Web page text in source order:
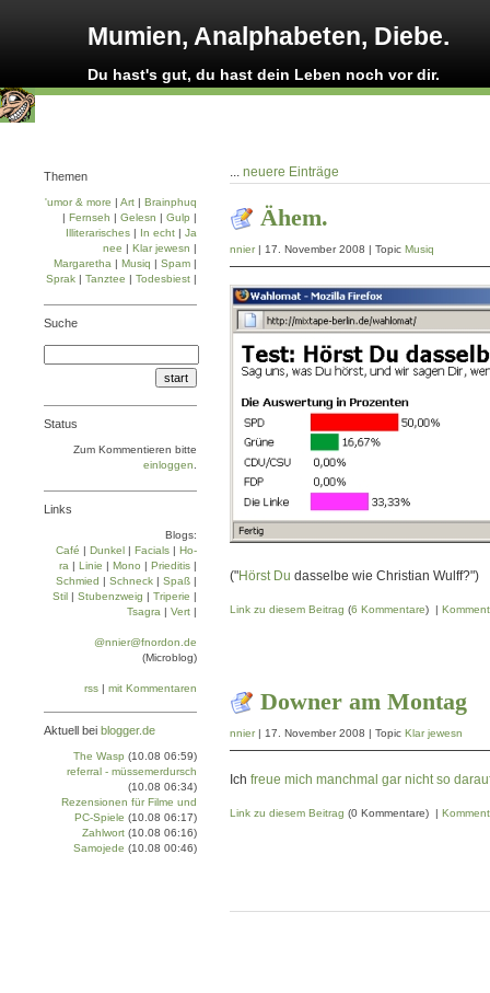
Mumien, Analphabeten, Diebe.
Du hast's gut, du hast dein Leben noch vor dir.
... neuere Einträge
Ähem.
nnier| 17. November 2008 | Topic Musiq
("Hörst Du dasselbe wie Christian Wulff?")
Link zu diesem Beitrag (6 Kommentare) |
Downer am Montag
nnier| 17. November 2008 | Topic Klar jewesn
Ich freue mich manchmal gar nicht so
Link zu diesem Beitrag (0 Kommentare) |
Themen
'umor & more | Art | Brainphuq
| Fernseh | Gelesn | Gulp |
Illiterarisches | In echt | Ja
nee | Klar jewesn |
Margaretha | Musiq | Spam |
Sprak | Tanztee | Todesbiest |
Suche
Status
Zum Kommentieren bitte
einloggen
Links
Blogs:
Café | Dun­kel | Facials | Ho­
ra | Linie | Mo­no | Prie­di­tis |
Schmied | Schneck | Spaß |
Stil | Stu­ben­zweig | Tri­pe­rie |
Tsa­gra | Vert |
@nnier@fnordon.de
(Microblog)
rss | mit Kommentaren
Aktuell bei blogger.de
The Wasp (10.08 06:59)
referral - müssemerdursch
(10.08 06:34)
Rezensionen für Filme und
PC-Spiele (10.08 06:17)
Zahlwort (10.08 06:16)
Samojede (10.08 00:46)